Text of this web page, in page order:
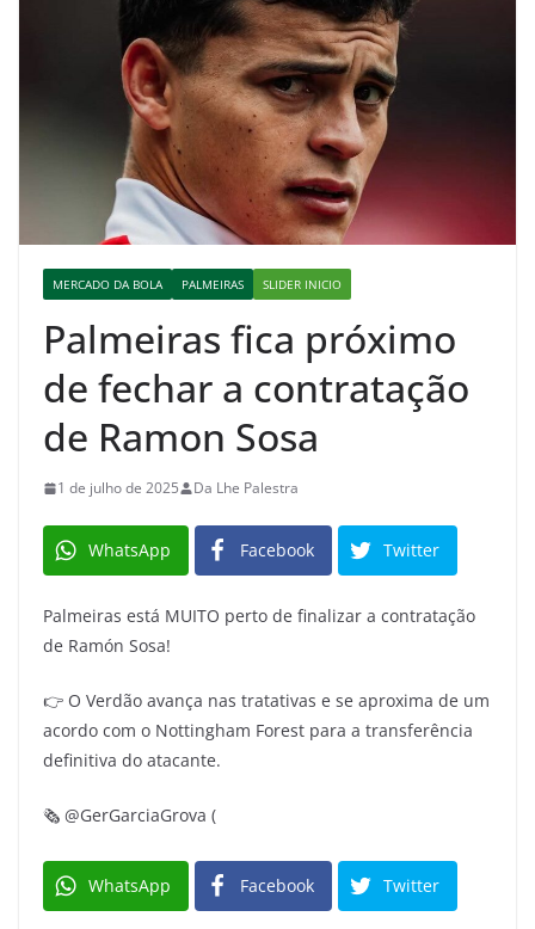
MERCADO DA BOLA PALMEIRAS SLIDER INICIO
Palmeiras fica próximo
de fechar a contratação
de Ramon Sosa
1 de julho de 2025 Da Lhe Palestra
WhatsApp Facebook Twitter
Palmeiras está MUITO perto de finalizar a contratação
de Ramón Sosa!
👉 O Verdão avança nas tratativas e se aproxima de um
acordo com o Nottingham Forest para a transferência
definitiva do atacante.
🗞️ @GerGarciaGrova (
WhatsApp Facebook Twitter